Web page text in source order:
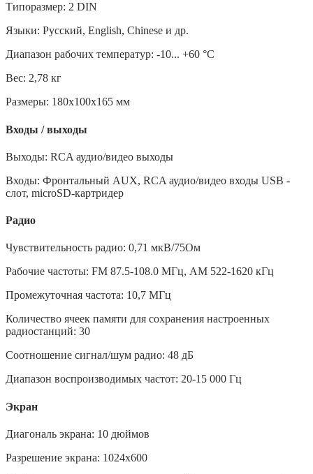
Типоразмер: 2 DIN
Языки: Русский, English, Chinese и др.
Диапазон рабочих температур: -10... +60 °С
Вес: 2,78 кг
Размеры: 180х100х165 мм
Входы / выходы
Выходы: RCA аудио/видео выходы
Входы: Фронтальный AUX, RCA аудио/видео входы USB -
слот, microSD-картридер
Радио
Чувствительность радио: 0,71 мкВ/75Ом
Рабочие частоты: FM 87.5-108.0 МГц, AM 522-1620 кГц
Промежуточная частота: 10,7 МГц
Количество ячеек памяти для сохранения настроенных
радиостанций: 30
Соотношение сигнал/шум радио: 48 дБ
Диапазон воспроизводимых частот: 20-15 000 Гц
Экран
Диагональ экрана: 10 дюймов
Разрешение экрана: 1024х600